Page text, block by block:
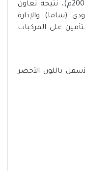
غير مدرجة، تأسست عام 1428هـ (2007م)، نتيجة تعاون
(ساما) والإدارة
على المركبات
باللون الأخضر